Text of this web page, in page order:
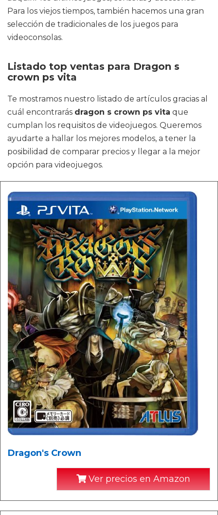
Para los viejos tiempos, también hacemos una gran
selección de tradicionales de los juegos para
videoconsolas.
Listado top ventas para Dragon s
crown ps vita
Te mostramos nuestro listado de artículos gracias al
cuál encontrarás dragon s crown ps vita que
cumplan los requisitos de videojuegos. Queremos
ayudarte a hallar los mejores modelos, a tener la
posibilidad de comparar precios y llegar a la mejor
opción para videojuegos.
Dragon's Crown
Ver precios en Amazon